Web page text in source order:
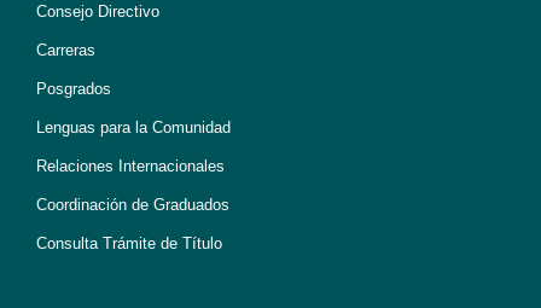
Consejo Directivo
Carreras
Posgrados
Lenguas para la Comunidad
Relaciones Internacionales
Coordinación de Graduados
Consulta Trámite de Título